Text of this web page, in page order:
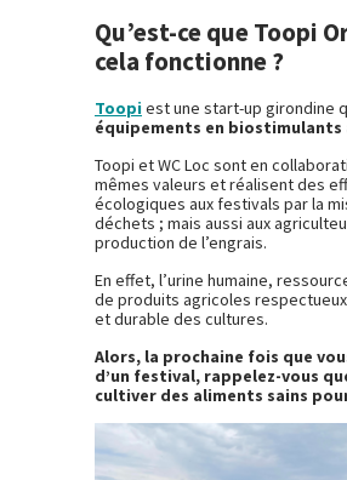
Qu’est-ce que Toopi
cela fonctionne ?
Toopiest une start-up girondine
équipements en biostimulants
Toopi et WC Loc sont en
mêmes valeurs et réalisent des
écologiques aux festivals par la
déchets ; mais aussi aux
production de l’engrais.
En effet, l’urine humaine,
de produits agricoles
et durable des cultures.
Alors, la prochaine fois que
d’un festival, rappelez-vous
cultiver des aliments sains